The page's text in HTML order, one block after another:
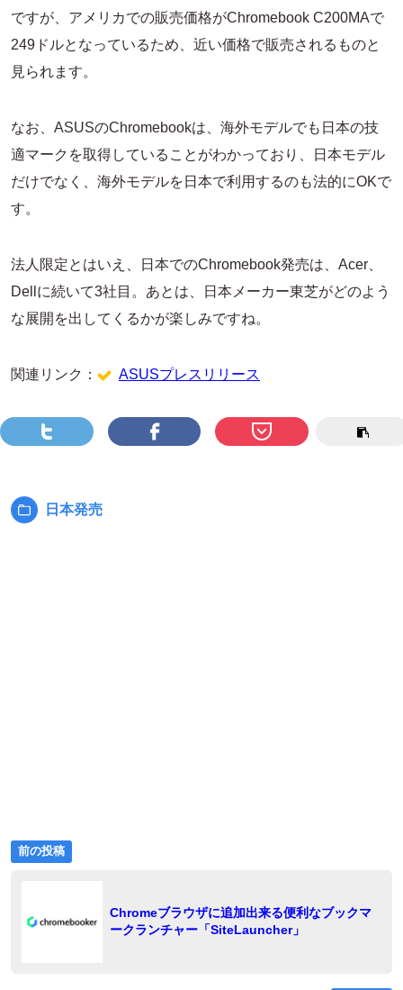
ですが、アメリカでの販売価格がChromebook C200MAで
249ドルとなっているため、近い価格で販売されるものと
見られます。
なお、ASUSのChromebookは、海外モデルでも日本の技
適マークを取得していることがわかっており、日本モデル
だけでなく、海外モデルを日本で利用するのも法的にOKで
す。
法人限定とはいえ、日本でのChromebook発売は、Acer、
Dellに続いて3社目。あとは、日本メーカー東芝がどのよう
な展開を出してくるかが楽しみですね。
関連リンク： ASUSプレスリリース
カ
日本発売
投
ナ
前の投稿
の
Chromeブラウザに追加出来る便利なブックマ
ークランチャー「SiteLauncher」